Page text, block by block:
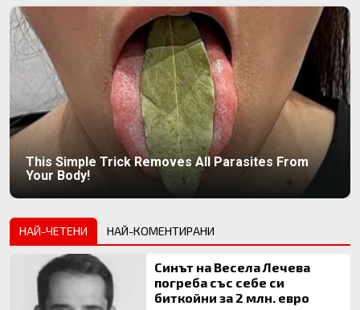
This Simple Trick Removes All Parasites From
Your Body!
НАЙ-ЧЕТЕНИ НАЙ-КОМЕНТИРАНИ
Синът на Весела Лечева
погреба със себе си
биткойни за 2 млн. евро